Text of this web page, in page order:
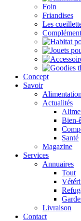
Foin
Friandises
Les
Concept
Savoir
Alimentation
Actualités
Bien-
Santé
Magazine
Services
Annuaires
Tout
Livraison
Contact